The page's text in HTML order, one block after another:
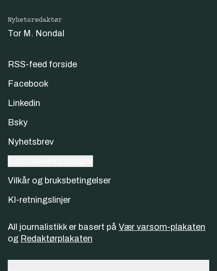
Nyhetsredaktør
Tor M. Nondal
RSS-feed forside
Facebook
Linkedin
Bsky
Nyhetsbrev
Vilkår og bruksbetingelser
KI-retningslinjer
All journalistikk er basert på Vær varsom-plakaten
og Redaktørplakaten